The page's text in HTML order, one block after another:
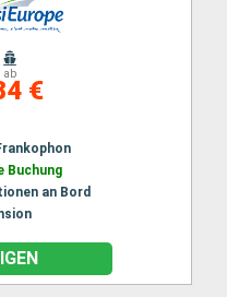
ab
€
Buchung
an Bord